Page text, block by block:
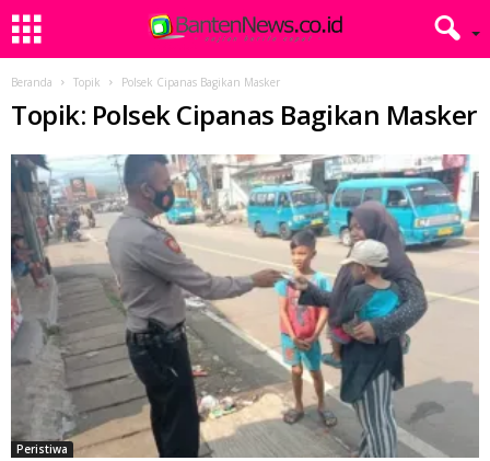
Beranda Topik Polsek Cipanas Bagikan Masker
Topik: Polsek Cipanas Bagikan Masker
Peristiwa